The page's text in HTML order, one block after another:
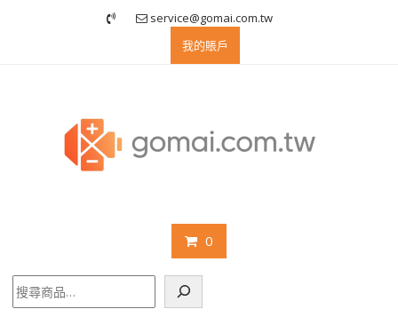
service@gomai.com.tw
我的賬戶
0
尋